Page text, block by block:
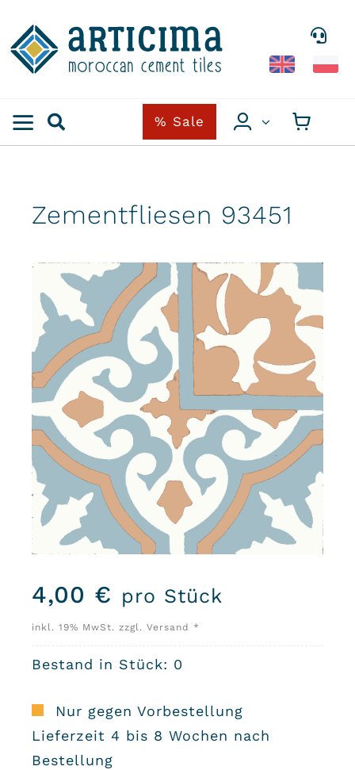
content
% Sale
Zementfliesen 93451
4,00 € pro Stück
inkl. 19% MwSt. zzgl. Versand *
Bestand in Stück: 0
Nur gegen Vorbestellung
Lieferzeit 4 bis 8 Wochen nach
Bestellung